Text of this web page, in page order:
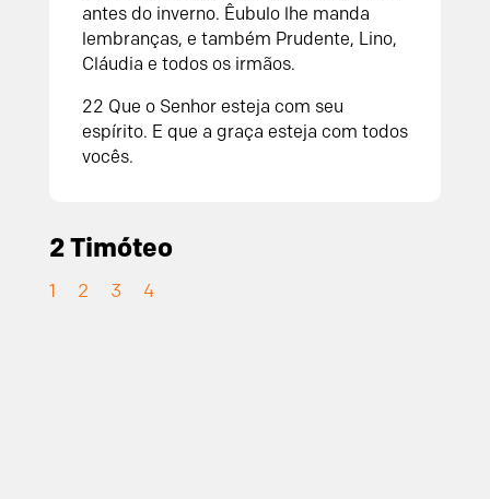
antes do inverno. Êubulo lhe manda
lembranças, e também Prudente, Lino,
Cláudia e todos os irmãos.
22 Que o Senhor esteja com seu
espírito. E que a graça esteja com todos
vocês.
2 Timóteo
1 2 3 4